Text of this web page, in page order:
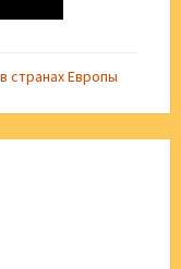
странах Европы